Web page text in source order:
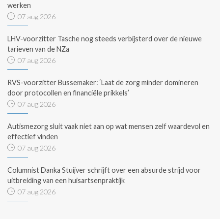
werken
07 aug 2026
LHV-voorzitter Tasche nog steeds verbijsterd over de nieuwe
tarieven van de NZa
07 aug 2026
RVS-voorzitter Bussemaker: ‘Laat de zorg minder domineren
door protocollen en financiële prikkels’
07 aug 2026
Autismezorg sluit vaak niet aan op wat mensen zelf waardevol en
effectief vinden
07 aug 2026
Columnist Danka Stuijver schrijft over een absurde strijd voor
uitbreiding van een huisartsenpraktijk
07 aug 2026